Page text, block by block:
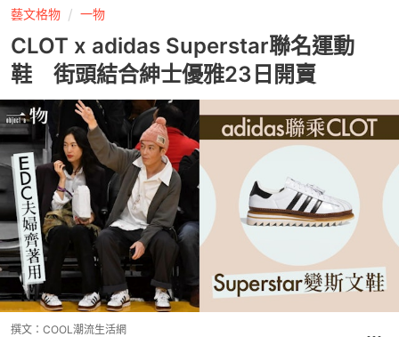
藝文格物 一物
CLOT x adidas Superstar聯名運動
鞋 街頭結合紳士優雅23日開賣
撰文： COOL潮流生活網